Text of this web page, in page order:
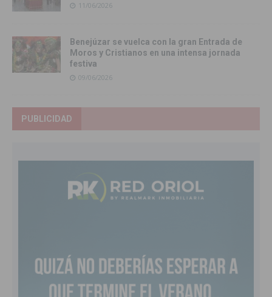
11/06/2026
Benejúzar se vuelca con la gran Entrada de
Moros y Cristianos en una intensa jornada
festiva
09/06/2026
PUBLICIDAD